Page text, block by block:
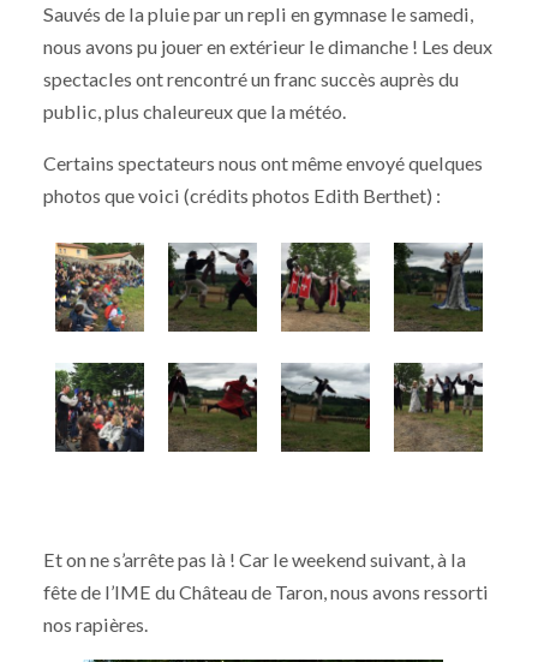
Sauvés de la pluie par un repli en gymnase le samedi,
nous avons pu jouer en extérieur le dimanche ! Les deux
spectacles ont rencontré un franc succès auprès du
public, plus chaleureux que la météo.
Certains spectateurs nous ont même envoyé quelques
photos que voici (crédits photos Edith Berthet) :
Et on ne s’arrête pas là ! Car le weekend suivant, à la
fête de l’IME du Château de Taron, nous avons ressorti
nos rapières.